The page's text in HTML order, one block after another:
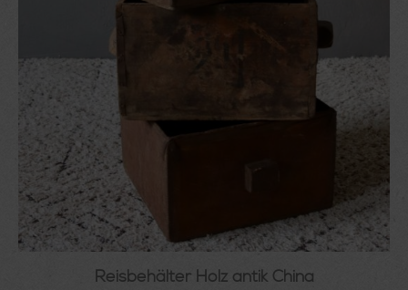
Reisbehälter Holz antik China